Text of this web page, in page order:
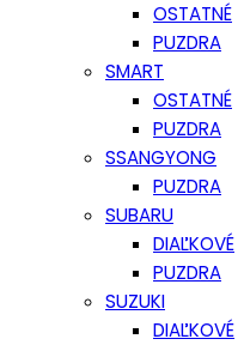
OSTATNÉ
PUZDRA
SMART
OSTATNÉ
PUZDRA
SSANGYONG
PUZDRA
SUBARU
DIAĽKOVÉ
PUZDRA
SUZUKI
DIAĽKOVÉ